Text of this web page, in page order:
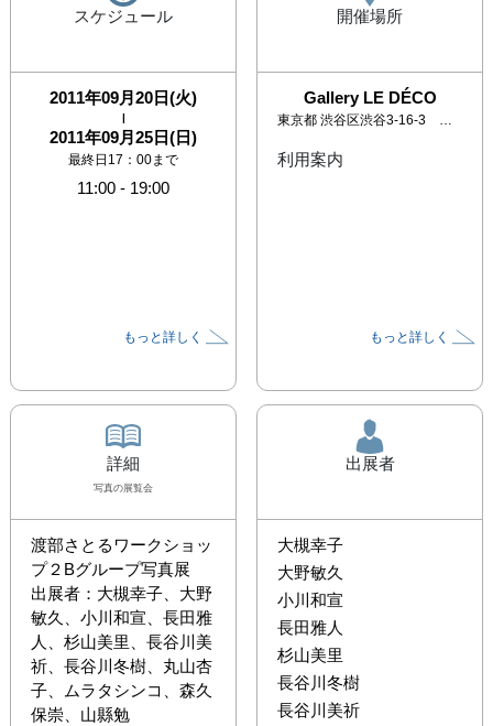
スケジュール
2011年09月20日(火)
|
2011年09月25日(日)
最終日17：00まで
11:00 - 19:00
もっと詳しく
開催場所
Gallery LE DÉCO
東京都 渋谷区渋谷3-16-3 髙桑ビル B1階・3〜6階
利用案内
もっと詳しく
詳細
写真の展覧会
渡部さとるワークショッ
プ２Bグループ写真展
出展者：大槻幸子、大野
敏久、小川和宣、長田雅
人、杉山美里、長谷川美
祈、長谷川冬樹、丸山杏
子、ムラタシンコ、森久
保崇、山縣勉
出展者
大槻幸子
大野敏久
小川和宣
長田雅人
杉山美里
長谷川冬樹
長谷川美祈